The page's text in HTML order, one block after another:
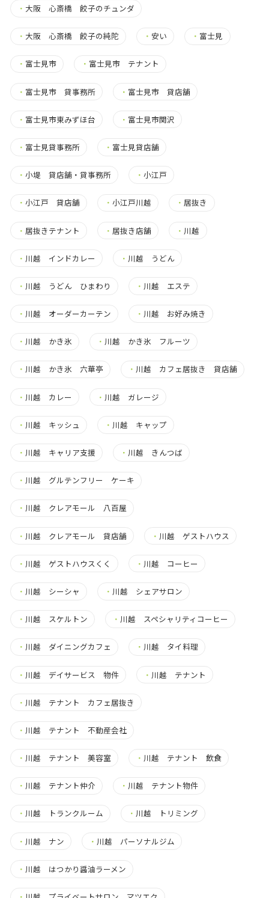
・ 大阪 心斎橋 餃子のチュンダ
・ 大阪 心斎橋 餃子の純陀 ・安い ・ 富士見
・ 富士見市 ・ 富士見市 テナント
・ 富士見市 貸事務所 ・ 富士見市 貸店舗
・ 富士見市東みずほ台 ・ 富士見市関沢
・ 富士見貸事務所 ・ 富士見貸店舗
・ 小堤 貸店舗・貸事務所 ・小江戸
・ 小江戸 貸店舗 ・小江戸川越 ・居抜き
・ 居抜きテナント ・ 居抜き店舗 ・ 川越
・ 川越 インドカレー ・ 川越 うどん
・ 川越 うどん ひまわり ・ 川越 エステ
・ 川越 オーダーカーテン ・ 川越 お好み焼き
・ 川越 かき氷 ・ 川越 かき氷 フルーツ
・ 川越 かき氷 六華亭 ・ 川越 カフェ居抜き 貸店舗
・ 川越 カレー ・ 川越 ガレージ
・ 川越 キッシュ ・ 川越 キャップ
・ 川越 キャリア支援 ・ 川越 きんつば
・ 川越 グルテンフリー ケーキ
・ 川越 クレアモール 八百屋
・ 川越 クレアモール 貸店舗 ・ 川越 ゲストハウス
・ 川越 ゲストハウスくく ・ 川越 コーヒー
・ 川越 シーシャ ・ 川越 シェアサロン
・ 川越 スケルトン ・ 川越 スペシャリティコーヒー
・ 川越 ダイニングカフェ ・ 川越 タイ料理
・ 川越 デイサービス 物件 ・ 川越 テナント
・ 川越 テナント カフェ居抜き
・ 川越 テナント 不動産会社
・ 川越 テナント 美容室 ・ 川越 テナント 飲食
・ 川越 テナント仲介 ・ 川越 テナント物件
・ 川越 トランクルーム ・ 川越 トリミング
・ 川越 ナン ・ 川越 パーソナルジム
・ 川越 はつかり醤油ラーメン